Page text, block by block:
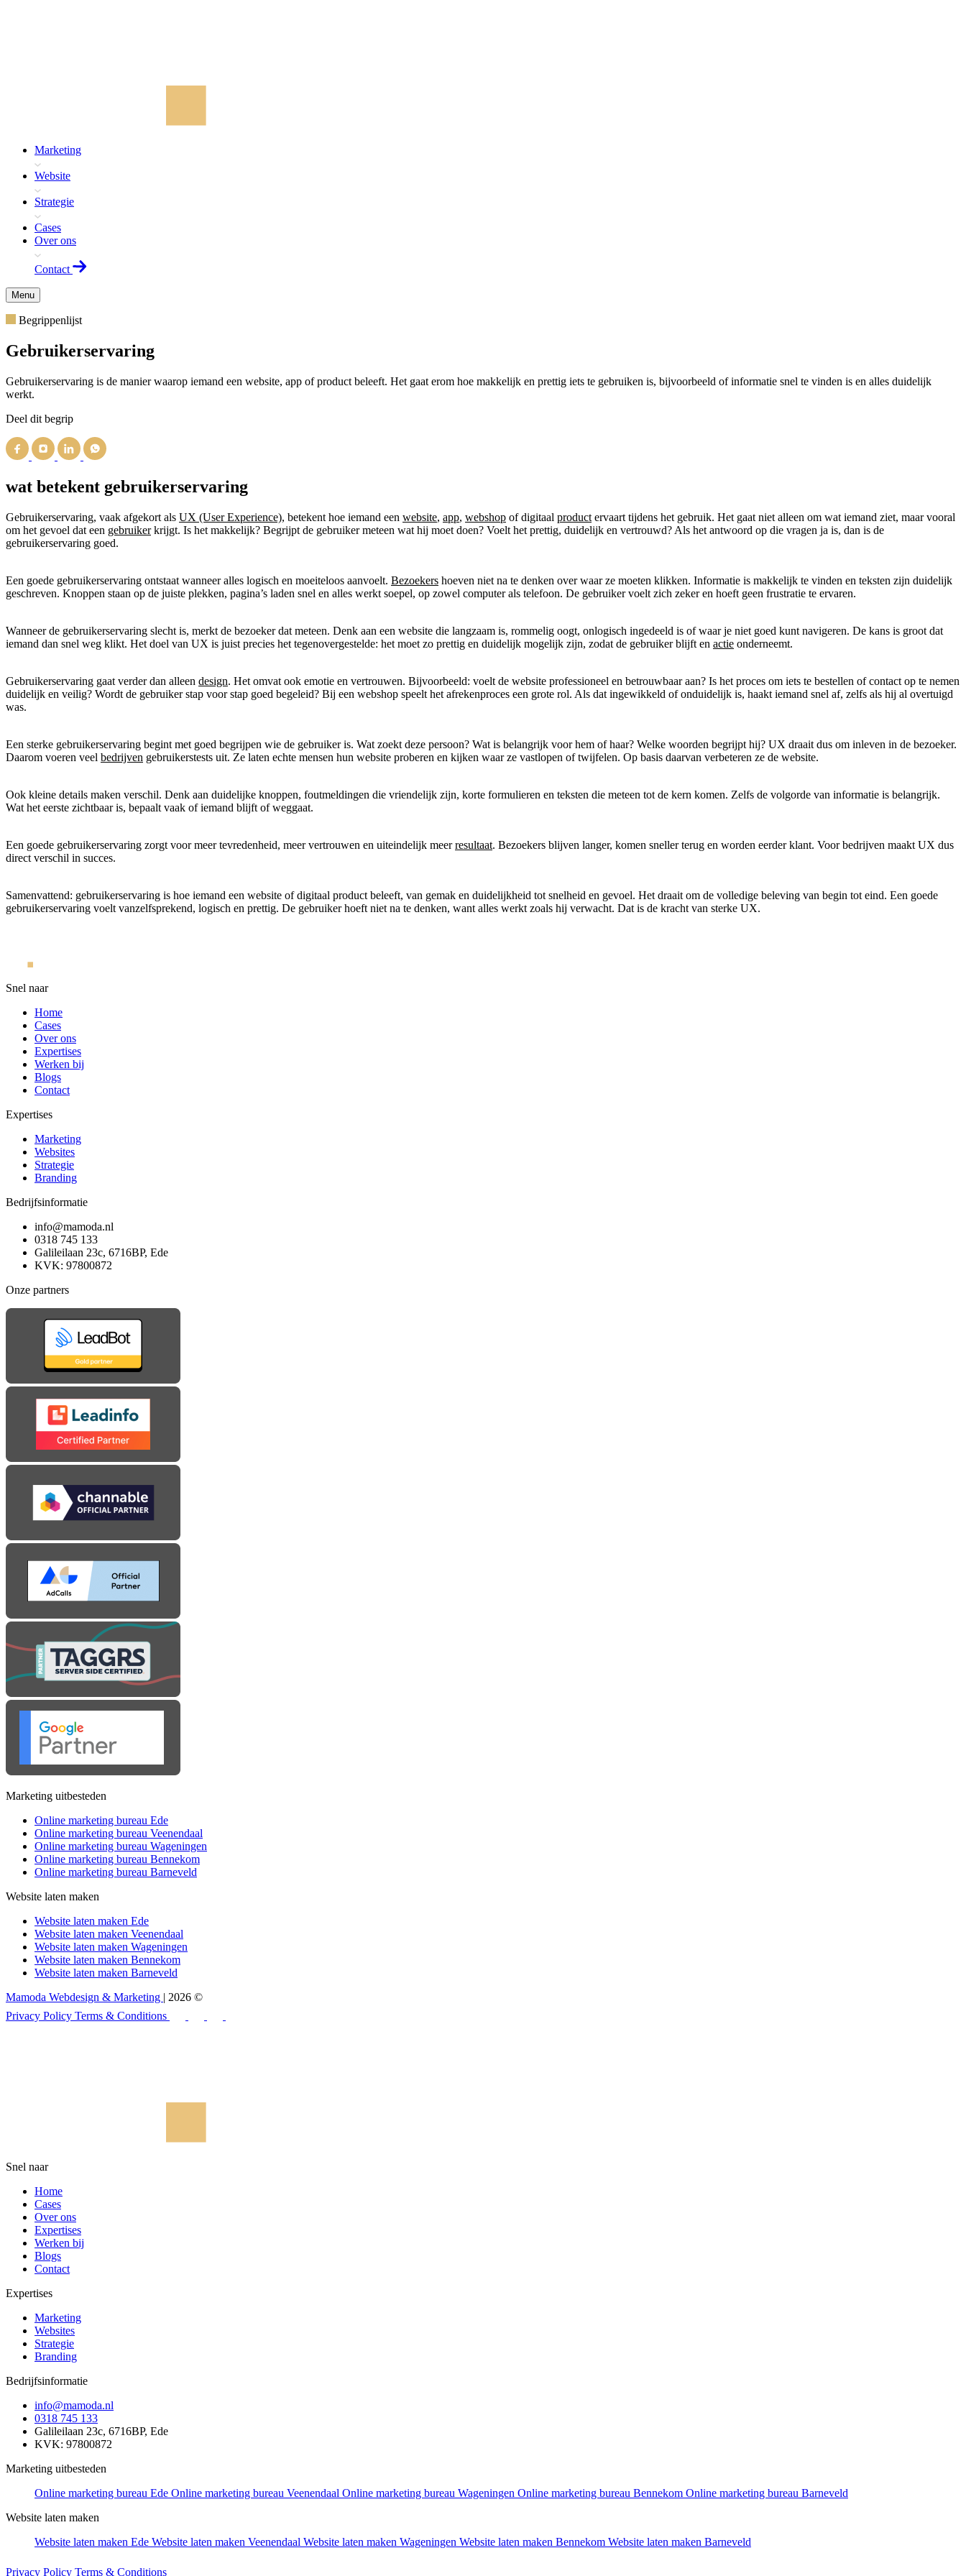
Marketing
Website
Strategie
Cases
Over ons
Contact
Menu
Begrippenlijst
Gebruikerservaring
Gebruikerservaring is de manier waarop iemand een website, app of product beleeft. Het gaat erom hoe makkelijk en prettig iets te gebruiken is, bijvoorbeeld of informatie snel te vinden is en alles duidelijk
werkt.
Deel dit begrip
wat betekent gebruikerservaring
Gebruikerservaring, vaak afgekort als UX (User Experience), betekent hoe iemand een website, app, webshop of digitaal product ervaart tijdens het gebruik. Het gaat niet alleen om wat iemand ziet, maar vooral
om het gevoel dat een gebruikerkrijgt. Is het makkelijk? Begrijpt de gebruiker meteen wat hij moet doen? Voelt het prettig, duidelijk en vertrouwd? Als het antwoord op die vragen ja is, dan is de
gebruikerservaring goed.
Een goede gebruikerservaring ontstaat wanneer alles logisch en moeiteloos aanvoelt. Bezoekers hoeven niet na te denken over waar ze moeten klikken. Informatie is makkelijk te vinden en teksten zijn duidelijk
geschreven. Knoppen staan op de juiste plekken, pagina’s laden snel en alles werkt soepel, op zowel computer als telefoon. De gebruiker voelt zich zeker en hoeft geen frustratie te ervaren.
Wanneer de gebruikerservaring slecht is, merkt de bezoeker dat meteen. Denk aan een website die langzaam is, rommelig oogt, onlogisch ingedeeld is of waar je niet goed kunt navigeren. De kans is groot dat
iemand dan snel weg klikt. Het doel van UX is juist precies het tegenovergestelde: het moet zo prettig en duidelijk mogelijk zijn, zodat de gebruiker blijft en actie onderneemt.
Gebruikerservaring gaat verder dan alleen design. Het omvat ook emotie en vertrouwen. Bijvoorbeeld: voelt de website professioneel en betrouwbaar aan? Is het proces om iets te bestellen of contact op te nemen
duidelijk en veilig? Wordt de gebruiker stap voor stap goed begeleid? Bij een webshop speelt het afrekenproces een grote rol. Als dat ingewikkeld of onduidelijk is, haakt iemand snel af, zelfs als hij al overtuigd
was.
Een sterke gebruikerservaring begint met goed begrijpen wie de gebruiker is. Wat zoekt deze persoon? Wat is belangrijk voor hem of haar? Welke woorden begrijpt hij? UX draait dus om inleven in de bezoeker.
Daarom voeren veel bedrijven gebruikerstests uit. Ze laten echte mensen hun website proberen en kijken waar ze vastlopen of twijfelen. Op basis daarvan verbeteren ze de website.
Ook kleine details maken verschil. Denk aan duidelijke knoppen, foutmeldingen die vriendelijk zijn, korte formulieren en teksten die meteen tot de kern komen. Zelfs de volgorde van informatie is belangrijk.
Wat het eerste zichtbaar is, bepaalt vaak of iemand blijft of weggaat.
Een goede gebruikerservaring zorgt voor meer tevredenheid, meer vertrouwen en uiteindelijk meerresultaat. Bezoekers blijven langer, komen sneller terug en worden eerder klant. Voor bedrijven maakt UX dus
direct verschil in succes.
Samenvattend: gebruikerservaring is hoe iemand een website of digitaal product beleeft, van gemak en duidelijkheid tot snelheid en gevoel. Het draait om de volledige beleving van begin tot eind. Een goede
gebruikerservaring voelt vanzelfsprekend, logisch en prettig. De gebruiker hoeft niet na te denken, want alles werkt zoals hij verwacht. Dat is de kracht van sterke UX.
Snel naar
Home
Cases
Over ons
Expertises
Werken bij
Blogs
Contact
Expertises
Marketing
Websites
Strategie
Branding
Bedrijfsinformatie
info@mamoda.nl
0318 745 133
Galileilaan 23c, 6716BP, Ede
KVK: 97800872
Onze partners
Marketing uitbesteden
Online marketing bureau Ede
Online marketing bureau Veenendaal
Online marketing bureau Wageningen
Online marketing bureau Bennekom
Online marketing bureau Barneveld
Website laten maken
Website laten maken Ede
Website laten maken Veenendaal
Website laten maken Wageningen
Website laten maken Bennekom
Website laten maken Barneveld
Mamoda Webdesign & Marketing | 2026 ©
Privacy Policy Terms & Conditions
Snel naar
Home
Cases
Over ons
Expertises
Werken bij
Blogs
Contact
Expertises
Marketing
Websites
Strategie
Branding
Bedrijfsinformatie
info@mamoda.nl
0318 745 133
Galileilaan 23c, 6716BP, Ede
KVK: 97800872
Marketing uitbesteden
Online marketing bureau Ede Online marketing bureau Veenendaal Online marketing bureau Wageningen Online marketing bureau Bennekom Online marketing bureau Barneveld
Website laten maken
Website laten maken Ede Website laten maken Veenendaal Website laten maken Wageningen Website laten maken Bennekom Website laten maken Barneveld
Privacy Policy Terms & Conditions